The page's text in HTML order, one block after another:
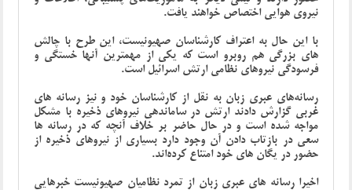
نیروی هوایی اختصاص خواهند یافت.
با این حال به اعتراف کارشناسان صهیونیست، این طرح با چالش
های بزرگی هم روبرو است که یکی از مهمترین آنها خستگی و
فرسودگی نیروهای نظامی ارتش اسرائیل است.
رسانه‌های عبری زبان به نقل از کارشناسان خود و نیز رسانه های
غربی گزارش دادند ارتش در ساماندهی نیروهای ذخیره با مشکل
مواجه شده است و در حال حاضر بر خلاف آنچه که در رسانه ها
سعی در بازتاب دادن آن وجود دارد بسیاری از نیروهای ذخیره از
حضور در یگان های خود امتناع کرده‌اند.
اخیرا رسانه های عبری زبان از تمرد نظامیان صهیونیست خبرهایی